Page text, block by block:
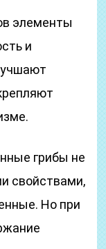
элементы
и
грибы не
свойствами,
Но при